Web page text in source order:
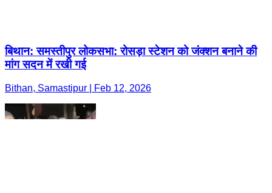
बिथान: समस्तीपुर लोकसभा: रोसड़ा स्टेशन को जंक्शन बनाने की
मांग सदन में रखी गई
Bithan, Samastipur | Feb 12, 2026